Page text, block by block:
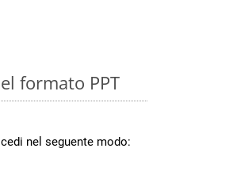
formato PPT
nel seguente modo: